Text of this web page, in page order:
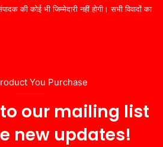
की कोई भी जिम्मेदारी नहीं होगी। सभी विवादों का
You Purchase
our mailing list
new updates!